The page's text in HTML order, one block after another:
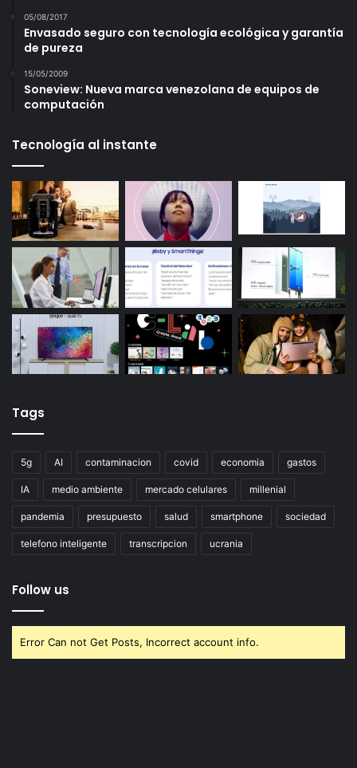
05/08/2017
Envasado seguro con tecnología ecológica y garantía
de pureza
15/05/2009
Soneview: Nueva marca venezolana de equipos de
computación
Tecnología al instante
Tags
5g AI contaminacion covid economia gastos
IA medio ambiente mercado celulares millenial
pandemia presupuesto salud smartphone sociedad
telefono inteligente transcripcion ucrania
Follow us
Error Can not Get Posts, Incorrect account info.